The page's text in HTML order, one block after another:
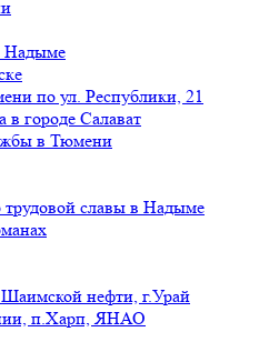
Надыме
по ул. Республики, 21
городе Салават
в Тюмени
славы в Надыме
нефти, г.Урай
п.Харп, ЯНАО